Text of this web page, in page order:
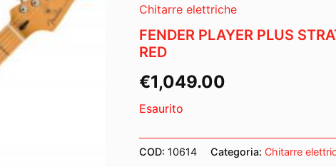
Chitarre elettriche
FENDER PLAYER PLUS
RED
€1,049.00
Esaurito
COD: 10614 Categoria: Chitarre